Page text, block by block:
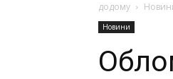
додому
Новини